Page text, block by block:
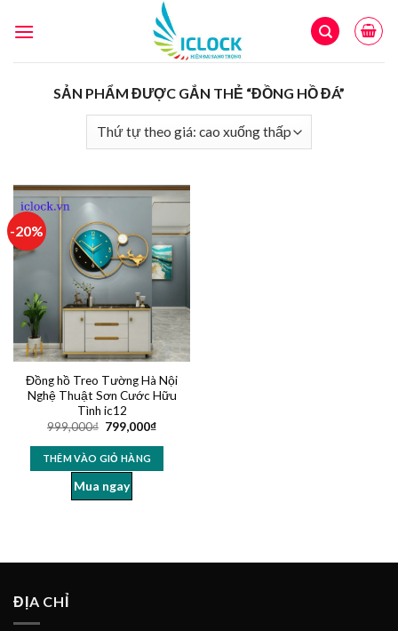
SẢN PHẨM ĐƯỢC GẮN THẺ “ĐỒNG HỒ ĐÁ”
-20%
Đồng hồ Treo Tường Hà Nội
Nghệ Thuật Sơn Cước Hữu
Tình ic12
999,000₫ 799,000₫
THÊM VÀO GIỎ HÀNG
Mua ngay
ĐỊA CHỈ